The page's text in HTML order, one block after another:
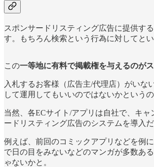
スポンサードリスティング広告に提供す
す。もちろん検索という行為に対してと
この一等地に有料で掲載権を与えるのが
入札するお客様（広告主/代理店）がいな
して運用してもいいのではないかという
当然、各ECサイト/アプリは自社で、キ
ードリスティング広告のシステムを導入
例えば、前回のコミックアプリなどを例
で日の目をみないなどのマンガが多数あ
ゃないかと。